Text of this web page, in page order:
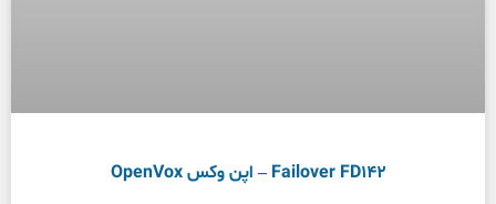
Failover FD142 – اپن وکس OpenVox